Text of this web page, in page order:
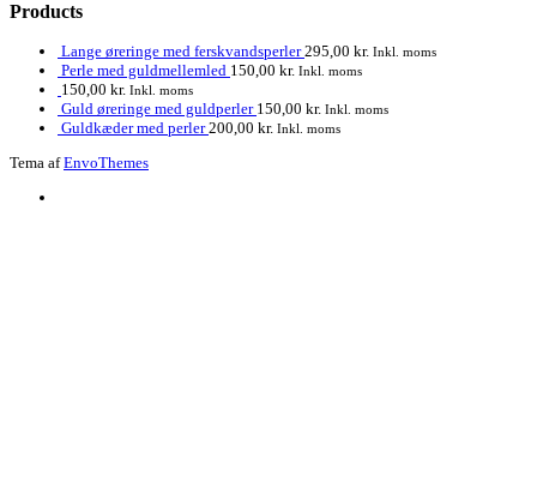
Products
Lange øreringe med ferskvandsperler 295,00 kr. Inkl. moms
Perle med guldmellemled 150,00 kr. Inkl. moms
150,00 kr. Inkl. moms
Guld øreringe med guldperler 150,00 kr. Inkl. moms
Guldkæder med perler 200,00 kr. Inkl. moms
Tema afEnvoThemes